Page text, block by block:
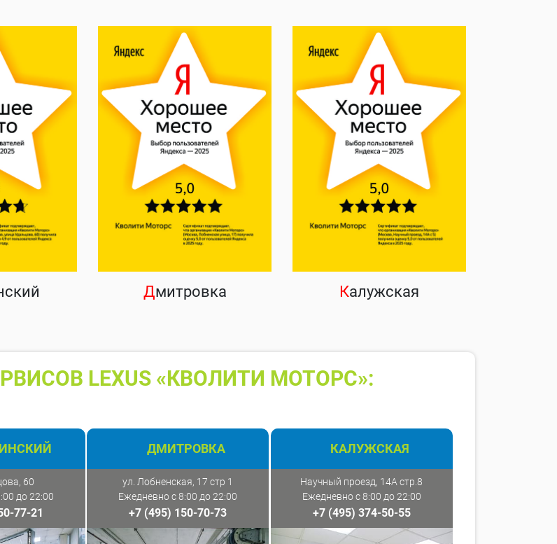
Дмитровка Калужская
LEXUS «КВОЛИТИ МОТОРС»:
60
до 22:00
77-21
ДМИТРОВКА
ул. Лобненская, 17 стр 1
Ежедневно с 8:00 до 22:00
+7 (495) 150-70-73
КАЛУЖСКАЯ
Научный проезд, 14А стр.8
Ежедневно с 8:00 до 22:00
+7 (495) 374-50-55